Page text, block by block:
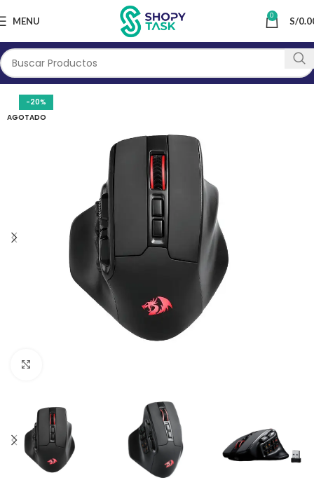
MENU 0 S/
-20%
AGOTADO